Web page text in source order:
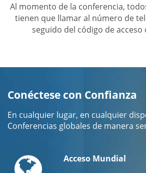
Al momento de la conferencia,
tienen que llamar al número de
seguido del código de
Conéctese con Confianza
En cualquier lugar, en cualquier
Conferencias globales de manera
GlobeAcceso Mundial